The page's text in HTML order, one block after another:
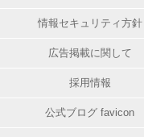
情報セキュリティ方針
広告掲載に関して
採用情報
公式ブログ favicon